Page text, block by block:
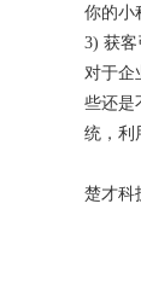
你的小
3) 获客
对于企
些还是
统，利
楚才科